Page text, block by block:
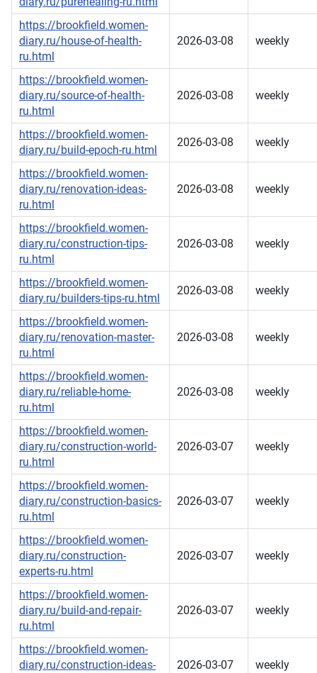
https://brookfield.women-
diary.ru/house-of-health-
ru.html
2026-03-08 weekly
https://brookfield.women-
diary.ru/source-of-health-
ru.html
2026-03-08 weekly
https://brookfield.women-
diary.ru/build-epoch-ru.html
2026-03-08 weekly
https://brookfield.women-
diary.ru/renovation-ideas-
ru.html
2026-03-08 weekly
https://brookfield.women-
diary.ru/construction-tips-
ru.html
2026-03-08 weekly
https://brookfield.women-
diary.ru/builders-tips-ru.html
2026-03-08 weekly
https://brookfield.women-
diary.ru/renovation-master-
ru.html
2026-03-08 weekly
https://brookfield.women-
diary.ru/reliable-home-
ru.html
2026-03-08 weekly
https://brookfield.women-
diary.ru/construction-world-
ru.html
2026-03-07 weekly
https://brookfield.women-
diary.ru/construction-basics-
ru.html
2026-03-07 weekly
https://brookfield.women-
diary.ru/construction-
experts-ru.html
2026-03-07 weekly
https://brookfield.women-
diary.ru/build-and-repair-
ru.html
2026-03-07 weekly
https://brookfield.women-
diary.ru/construction-ideas-
2026-03-07 weekly